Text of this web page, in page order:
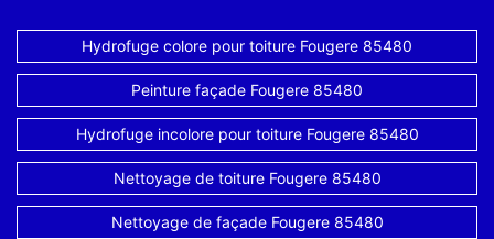
Hydrofuge colore pour toiture Fougere 85480
Peinture façade Fougere 85480
Hydrofuge incolore pour toiture Fougere 85480
Nettoyage de toiture Fougere 85480
Nettoyage de façade Fougere 85480